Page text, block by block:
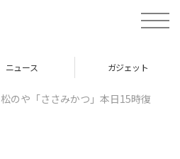
t
o
ガジェット ゲーム
松のや「ささみかつ」本日15時復